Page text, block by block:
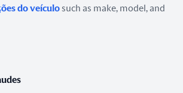
do veículosuch as make, model, and